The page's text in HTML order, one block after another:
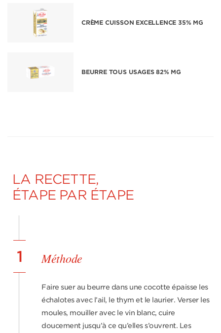
CRÈME CUISSON EXCELLENCE 35% MG
BEURRE TOUS USAGES 82% MG
LA RECETTE,
ÉTAPE PAR ÉTAPE
1 Méthode
Faire suer au beurre dans une cocotte épaisse les
échalotes avec l’ail, le thym et le laurier. Verser les
moules, mouiller avec le vin blanc, cuire
doucement jusqu’à ce qu’elles s’ouvrent. Les